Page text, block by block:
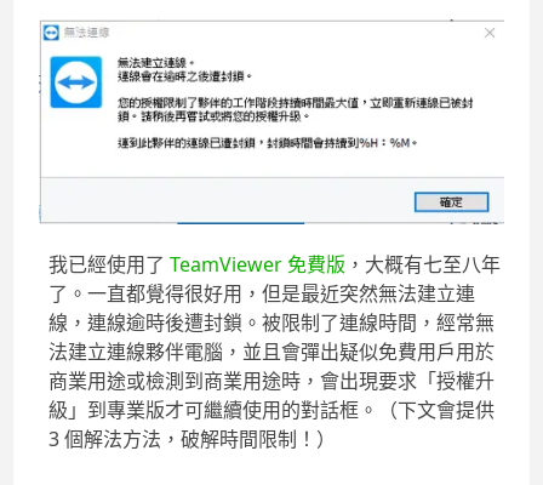
我已經使用了TeamViewer 免費版 ，大概有七至八年
了。一直都覺得很好用，但是最近突然無法建立連
線，連線逾時後遭封鎖。被限制了連線時間，經常無
法建立連線夥伴電腦，並且會彈出疑似免費用戶用於
商業用途或檢測到商業用途時，會出現要求「授權升
級」到專業版才可繼續使用的對話框。（下文會提供
3 個解法方法，破解時間限制！）